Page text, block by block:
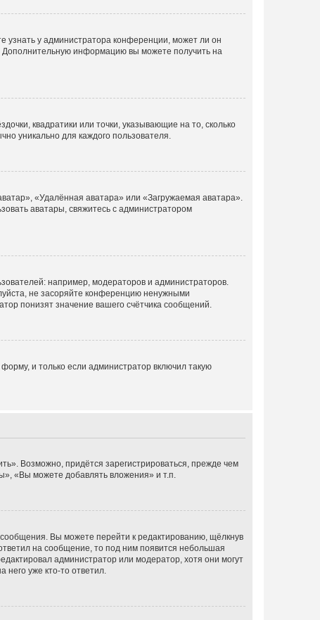
узнать у администратора конференции, может ли он
Дополнительную информацию вы можете получить на
квадратики или точки, указывающие на то, сколько
уникально для каждого пользователя.
«Удалённая аватара» или «Загружаемая аватара».
аватары, свяжитесь с администратором
например, модераторов и администраторов.
не засоряйте конференцию ненужными
понизят значение вашего счётчика сообщений.
и только если администратор включил такую
Возможно, придётся зарегистрироваться, прежде чем
«Вы можете добавлять вложения» и т.п.
Вы можете перейти к редактированию, щёлкнув
на сообщение, то под ним появится небольшая
администратор или модератор, хотя они могут
него уже кто-то ответил.